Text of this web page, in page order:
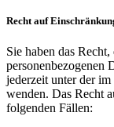
Recht auf
Sie haben das
personenbezogenen
jederzeit unter der im
wenden. Das Recht
folgenden Fällen: